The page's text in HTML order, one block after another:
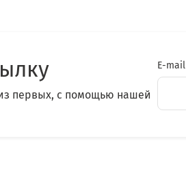
первых, с помощью нашей
E-mail